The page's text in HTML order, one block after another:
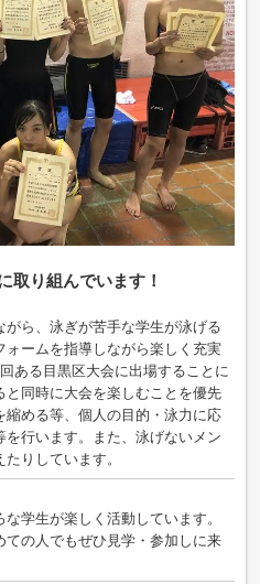
取り組んでいます！
ら、泳ぎが苦手な学生が泳げる
ームを指導しながら楽しく充実
ある目黒区大会に出場することに
同時に大会を楽しむことを優先
縮める等、個人の目的・泳力に応
を行います。また、泳げないメン
りしています。
学生が楽しく活動しています。
ての人でもぜひ見学・参加しに来